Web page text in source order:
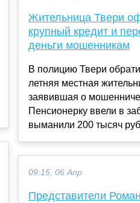
Жительница Твери
крупный кредит и
деньги мошенникам
В полицию Твери
летняя местная
заявившая о
Пенсионерку ввели в
выманили 200 тысяч
09:15, 06 Апр
Представители